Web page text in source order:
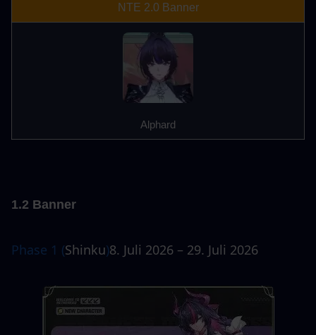
NTE 2.0 Banner
Alphard
1.2 Banner
Phase 1 (Shinku)8. Juli 2026 – 29. Juli 2026